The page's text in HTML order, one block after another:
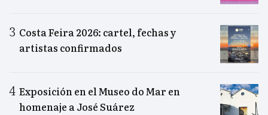
Costa Feira 2026: cartel, fechas y
artistas confirmados
Exposición en el Museo do Mar en
homenaje a José Suárez